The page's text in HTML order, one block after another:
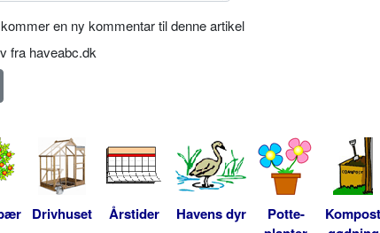
en ny kommentar til denne artikel
fra haveabc.dk
Drivhuset Årstider Havens dyr
Potte-
Kompost